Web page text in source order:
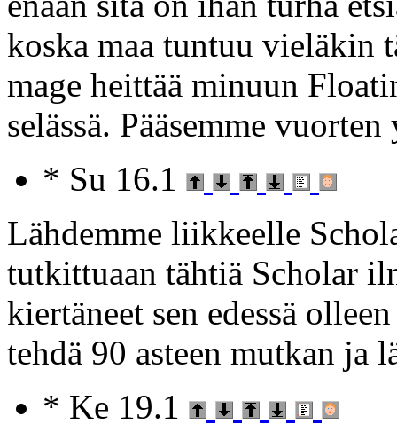
koska maa tuntuu vieläkin
mage heittää minuun
selässä. Pääsemme
* Su 16.1
Lähdemme liikkeelle
tutkittuaan tähtiä Scholar
kiertäneet sen edessä
tehdä 90 asteen mutkan ja
* Ke 19.1